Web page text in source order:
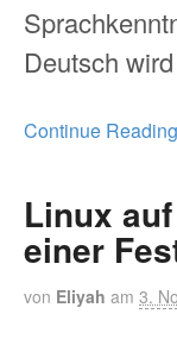
Deutsch
Continue Reading
Linux auf
einer
von Eliyah am 3.